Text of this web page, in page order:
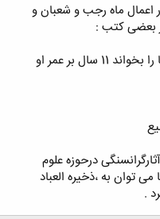
اعمال ماه رجب و شعبان و
بعضی کتب :
در روز جمعه آخر ماه رجب هرکس این دعا را بخواند 11 سال بر عمر او
درحوزه علوم
توان به ،ذخیره العباد
.